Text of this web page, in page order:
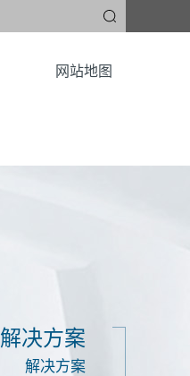
网站地图
解决方案
解决方案